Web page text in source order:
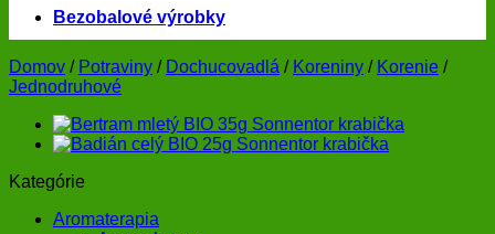
Bezobalové výrobky
Domov / Potraviny / Dochucovadlá / Koreniny / Korenie /
Jednodruhové
Kategórie
Aromaterapia